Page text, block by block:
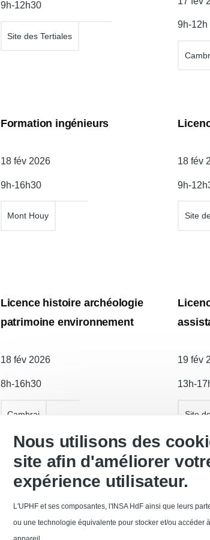
9h-12h30
Site des Tertiales
9h-12h
Formation ingénieurs
Date
18 fév 2026
9h-16h30
Mont Houy
Date
18 fév
9h-
Site
Licence histoire archéologie
patrimoine environnement
Date
18 fév 2026
8h-16h30
Cambrai
Date
19 fév
13h-
Site
Nous utilisons des
site afin d'améliorer
expérience utilisateur.
L'UPHF et ses composantes, l'INSA HdF ainsi que leurs
ou une technologie équivalente pour stocker et/ou accéder